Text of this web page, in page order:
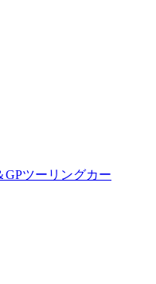
GPツーリングカー